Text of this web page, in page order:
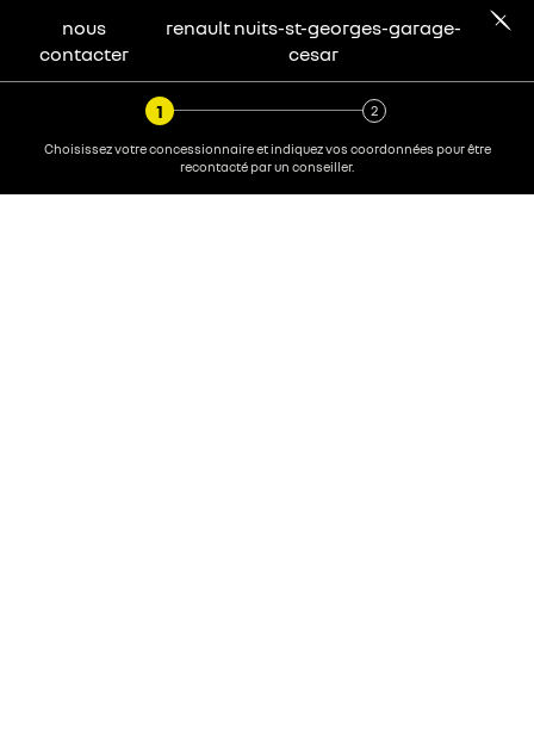
nous
contacter
renault nuits-st-georges-garage-
cesar
Choisissez votre concessionnaire et indiquez vos coordonnées pour être
recontacté par un conseiller.